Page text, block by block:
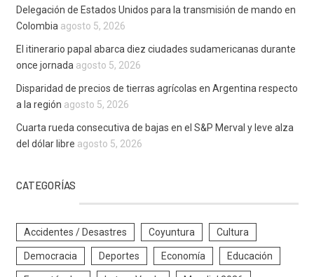
Delegación de Estados Unidos para la transmisión de mando en
Colombia agosto 5, 2026
El itinerario papal abarca diez ciudades sudamericanas durante
once jornada agosto 5, 2026
Disparidad de precios de tierras agrícolas en Argentina respecto
a la región agosto 5, 2026
Cuarta rueda consecutiva de bajas en el S&P Merval y leve alza
del dólar libre agosto 5, 2026
CATEGORÍAS
Accidentes / Desastres Coyuntura Cultura
Democracia Deportes Economía Educación